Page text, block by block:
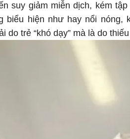
suy giảm miễn dịch, kém
biểu hiện như hay nổi nóng,
do trẻ “khó dạy” mà là do